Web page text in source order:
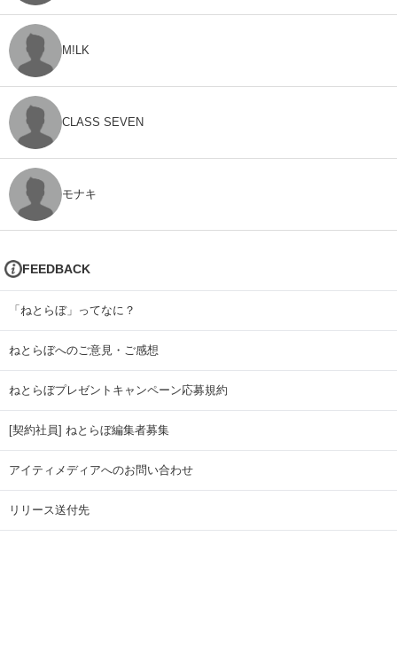
M!LK
CLASS SEVEN
モナキ
FEEDBACK
「ねとらぼ」ってなに？
ねとらぼへのご意見・ご感想
ねとらぼプレゼントキャンペーン応募規約
[契約社員] ねとらぼ編集者募集
アイティメディアへのお問い合わせ
リリース送付先